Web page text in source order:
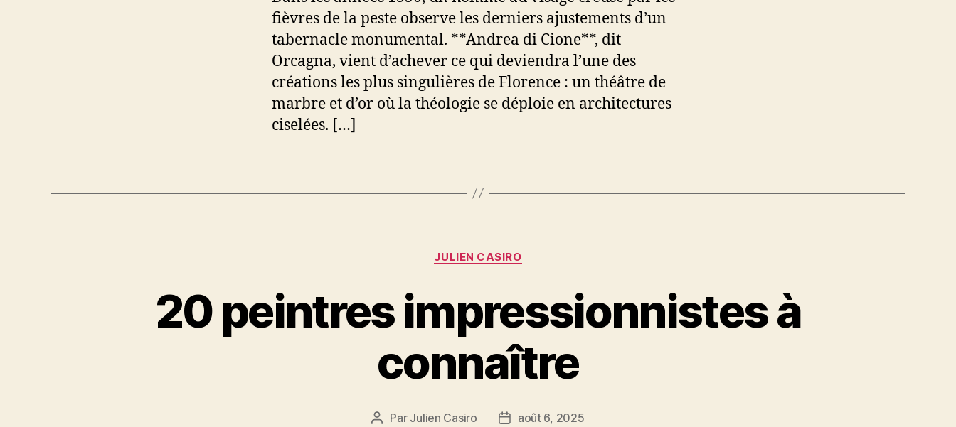
fièvres de la peste observe les derniers ajustements d’un
tabernacle monumental. **Andrea di Cione**, dit
Orcagna, vient d’achever ce qui deviendra l’une des
créations les plus singulières de Florence : un théâtre de
marbre et d’or où la théologie se déploie en architectures
ciselées. […]
Catégories
JULIEN CASIRO
20 peintres impressionnistes à
connaître
Auteur
Par Julien Casiro
Dateaoût 6, 2025